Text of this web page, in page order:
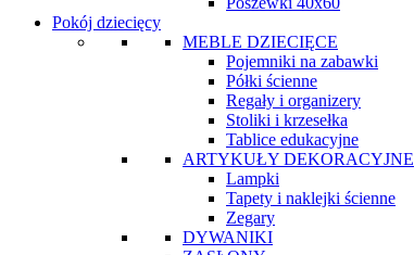
Pokój dziecięcy
MEBLE DZIECIĘCE
Pojemniki na zabawki
Półki ścienne
Regały i organizery
Stoliki i krzesełka
Tablice edukacyjne
ARTYKUŁY DEKORACYJNE
Lampki
Tapety i naklejki ścienne
Zegary
DYWANIKI